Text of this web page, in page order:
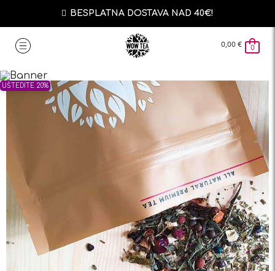
BESPLATNA DOSTAVA NAD 40€!
0,00 € 0
UŠTEDITE 20%